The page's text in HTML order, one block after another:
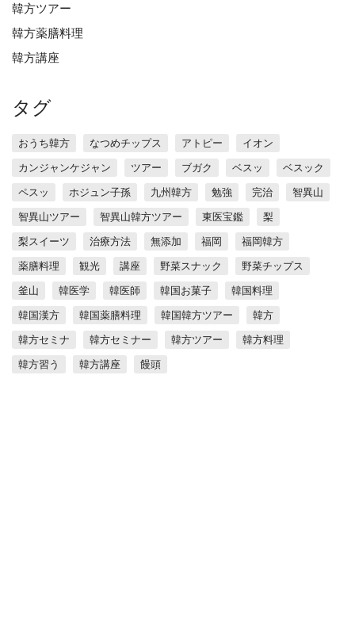
韓方ツアー
韓方薬膳料理
韓方講座
タグ
おうち韓方 なつめチップス アトピー
イオン
カンジャンケジャン
ツアー ブガク ベスッ
ベスック
ペスッ
ホジュン子孫 九州韓方 勉強 完治
智異山
智異山ツアー
智異山韓方ツアー 東医宝鑑
梨
梨スイーツ
治療方法 無添加 福岡
福岡韓方
薬膳料理
観光 講座 野菜スナック
野菜チップス
釜山
韓医学 韓医師 韓国お菓子
韓国料理
韓国漢方
韓国薬膳料理 韓国韓方ツアー
韓方
韓方セミナ
韓方セミナー 韓方ツアー
韓方料理
韓方習う
韓方講座 饅頭